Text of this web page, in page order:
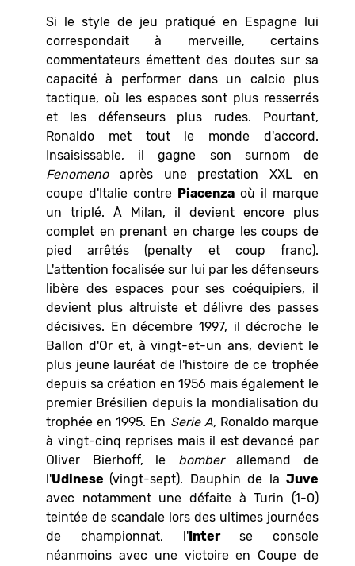
Si le style de jeu pratiqué en Espagne lui
correspondait à merveille, certains
commentateurs émettent des doutes sur sa
capacité à performer dans un calcio plus
tactique, où les espaces sont plus resserrés
et les défenseurs plus rudes. Pourtant,
Ronaldo met tout le monde d'accord.
Insaisissable, il gagne son surnom de
Fenomenoaprès une prestation XXL en
coupe d'Italie contre Piacenza où il marque
un triplé. À Milan, il devient encore plus
complet en prenant en charge les coups de
pied arrêtés (penalty et coup franc).
L'attention focalisée sur lui par les défenseurs
libère des espaces pour ses coéquipiers, il
devient plus altruiste et délivre des passes
décisives. En décembre 1997, il décroche le
Ballon d'Or et, à vingt-et-un ans, devient le
plus jeune lauréat de l'histoire de ce trophée
depuis sa création en 1956 mais également le
premier Brésilien depuis la mondialisation du
trophée en 1995. En Serie A,Ronaldo marque
à vingt-cinq reprises mais il est devancé par
Oliver Bierhoff, le bomberallemand de
l'Udinese (vingt-sept). Dauphin de laJuve
avec notamment une défaite à Turin (1-0)
teintée de scandale lors des ultimes journées
de championnat, l'Interse console
néanmoins avec une victoire en Coupe de